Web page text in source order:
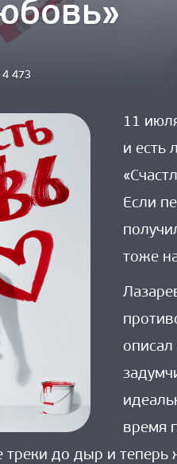
4 473
11
и есть
Если
тоже
время
треки до дыр и теперь